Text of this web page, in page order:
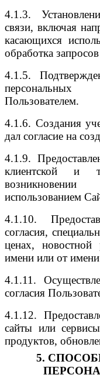
4.1.3.
связи, включая
касающихся
обработка
4.1.5.
персональных
Пользователем.
4.1.6. Создания
дал согласие на
4.1.9.
клиентской и
использованием
4.1.10.
согласия,
ценах,
имени или от
4.1.11.
согласия
4.1.12.
сайты или
продуктов,
5.